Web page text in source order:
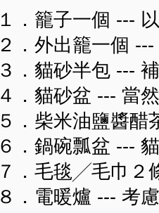
１．籠子一個 ---
２．外出籠一個
３．貓砂半包 ---
４．貓砂盆 --- 當
５．柴米油鹽醬醋
６．鍋碗瓢盆 ---
７．毛毯╱毛巾２
８．電暖爐 --- 考